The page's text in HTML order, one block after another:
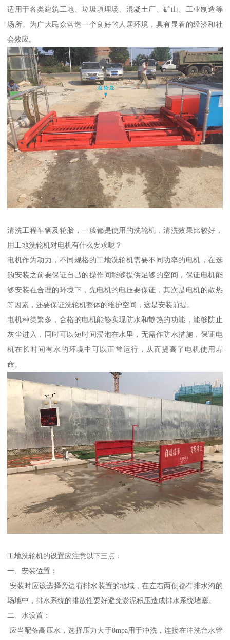
适用于各类建筑工地、垃圾填埋场、混凝土厂、矿山、工业制造等
场所。为广大民众营造一个良好的人居环境，具有显着的经济和社
会效应。
清洗工程车辆及轮胎，一般都是使用的洗轮机，清洗效果比较好，
用工地洗轮机对电机有什么要求呢？
电机作为动力，不同规格的工地洗轮机需要不同功率的电机，在选
购安装之前要保证自己的操作间能够提供足够的空间，保证电机能
够安装在合理的环境下，先电机的电压要保证，其次是电机的散热
等因素，还要保证洗轮机整体的维护空间，这是安装前提。
电机种类繁多，合格的电机能够实现防水和散热的功能，能够防止
灰尘进入，同时可以短时间浸泡在水里，无需作防水措施，保证电
机在长时间有水的环境中可以正常运行，从而提高了电机使用寿
命。
工地洗轮机的设置应注意以下三点：
一、安装位置：
安装时应该选择旁边有排水装置的地域，在左右两侧都有排水沟的
场地中，排水系统的排放性要好避免淤泥积压造成排水系统堵塞。
二、水设置：
应当配备高压水，选择压力大于8mpa用于冲洗，连接在冲洗台水管